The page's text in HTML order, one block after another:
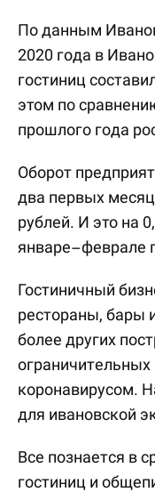
По данным
2020 года в
гостиниц
этом по
прошлого года
Оборот
два первых
рублей. И это на
январе–феврале
Гостиничный
рестораны, бары
более других
коронавирусом.
для ивановской
Все познается в
гостиниц и